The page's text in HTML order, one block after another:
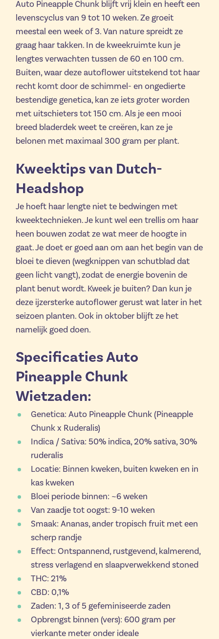
Auto Pineapple Chunk blijft vrij klein en heeft een
levenscyclus van 9 tot 10 weken. Ze groeit
meestal een week of 3. Van nature spreidt ze
graag haar takken. In de kweekruimte kun je
lengtes verwachten tussen de 60 en 100 cm.
Buiten, waar deze autoflower uitstekend tot haar
recht komt door de schimmel- en ongedierte
bestendige genetica, kan ze iets groter worden
met uitschieters tot 150 cm. Als je een mooi
breed bladerdek weet te creëren, kan ze je
belonen met maximaal 300 gram per plant.
Kweektips van Dutch-
Headshop
Je hoeft haar lengte niet te bedwingen met
kweektechnieken. Je kunt wel een trellis om haar
heen bouwen zodat ze wat meer de hoogte in
gaat. Je doet er goed aan om aan het begin van de
bloei te dieven (wegknippen van schutblad dat
geen licht vangt), zodat de energie bovenin de
plant benut wordt. Kweek je buiten? Dan kun je
deze ijzersterke autoflower gerust wat later in het
seizoen planten. Ook in oktober blijft ze het
namelijk goed doen.
Specificaties Auto
Pineapple Chunk
Wietzaden:
Genetica: Auto Pineapple Chunk (Pineapple
Chunk x Ruderalis)
Indica / Sativa: 50% indica, 20% sativa, 30%
ruderalis
Locatie: Binnen kweken, buiten kweken en in
kas kweken
Bloei periode binnen: ~6 weken
Van zaadje tot oogst: 9-10 weken
Smaak: Ananas, ander tropisch fruit met een
scherp randje
Effect: Ontspannend, rustgevend, kalmerend,
stress verlagend en slaapverwekkend stoned
THC: 21%
CBD: 0,1%
Zaden: 1, 3 of 5 gefeminiseerde zaden
Opbrengst binnen (vers): 600 gram per
vierkante meter onder ideale